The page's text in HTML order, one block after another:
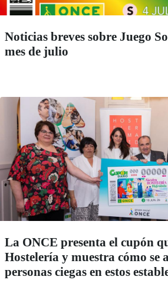
Noticias breves sobre Juego
mes de julio
La ONCE presenta el cupón
Hostelería y muestra cómo se
personas ciegas en estos